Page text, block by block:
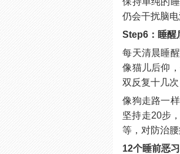
仍会干扰脑电
Step6：睡醒
每天清晨睡
像猫儿后仰
双反复十几
像狗走路一
坚持走20步
等，对防治腰
12个睡前恶